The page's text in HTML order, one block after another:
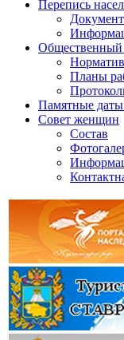
Перепись
Общественный
Планы
Памятные
Совет женщин
Состав